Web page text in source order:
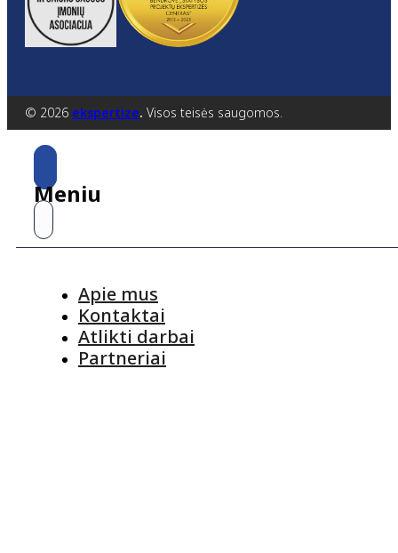
© 2026 ekspertize. Visos teisės saugomos.
Meniu
Apie mus
Kontaktai
Atlikti darbai
Partneriai